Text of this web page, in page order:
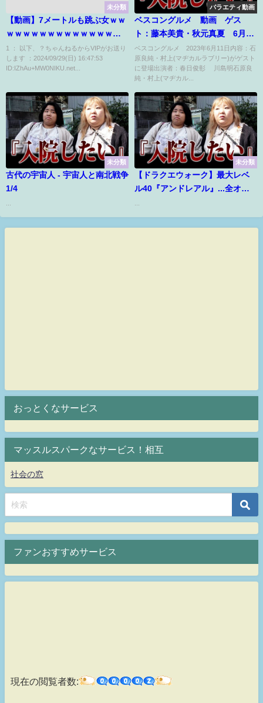
未分類
【動画】7メートルも跳ぶ女ｗｗ
ｗｗｗｗｗｗｗｗｗｗｗｗｗｗ
ｗｗｗｗｗｗｗｗｗｗｗｗｗｗ
1 ： 以下、？ちゃんねるからVIPがお送り
します ：2024/09/29(日) 16:47:53
ID:IZhAu+MW0NIKU.net...
バラエティ動画
ベスコングルメ 動画 ゲス
ト：藤本美貴・秋元真夏 6月11
日
ベスコングルメ 2023年6月11日内容：石
原良純・村上(マヂカルラブリー)がゲスト
に登場出演者：春日俊彰 川島明石原良
純・村上(マヂカル...
未分類
古代の宇宙人 - 宇宙人と南北戦争
1/4
未分類
【ドラクエウォーク】最大レベ
ル40『アンドレアル』...全オー
おっとくなサービス
マッスルスパークなサービス！相互
社会の窓
ファンおすすめサービス
現在の閲覧者数: